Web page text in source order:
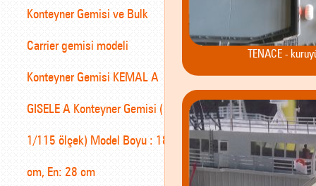
Konteyner Gemisi ve Bulk
Carrier gemisi modeli
Konteyner Gemisi KEMAL A
GISELE A Konteyner Gemisi (
1/115 ölçek) Model Boyu : 182
cm, En: 28 cm
TENACE -